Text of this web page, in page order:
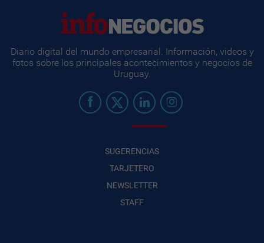
Diario digital del mundo empresarial. Información, videos y
fotos sobre los principales acontecimientos y negocios de
Uruguay.
SUGERENCIAS
TARJETERO
NEWSLETTER
STAFF